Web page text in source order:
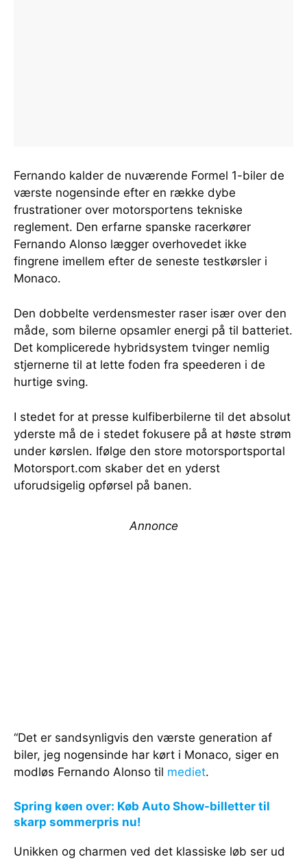
Fernando kalder de nuværende Formel 1-biler de
værste nogensinde efter en række dybe
frustrationer over motorsportens tekniske
reglement. Den erfarne spanske racerkører
Fernando Alonso lægger overhovedet ikke
fingrene imellem efter de seneste testkørsler i
Monaco.
Den dobbelte verdensmester raser især over den
måde, som bilerne opsamler energi på til batteriet.
Det komplicerede hybridsystem tvinger nemlig
stjernerne til at lette foden fra speederen i de
hurtige sving.
I stedet for at presse kulfiberbilerne til det absolut
yderste må de i stedet fokusere på at høste strøm
under kørslen. Ifølge den store motorsportsportal
Motorsport.com skaber det en yderst
uforudsigelig opførsel på banen.
Annonce
“Det er sandsynligvis den værste generation af
biler, jeg nogensinde har kørt i Monaco, siger en
modløs Fernando Alonso til mediet.
Spring køen over: Køb Auto Show-billetter til
skarp sommerpris nu!
Unikken og charmen ved det klassiske løb ser ud